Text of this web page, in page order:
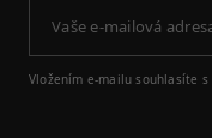
Vložením e-mailu souhlasíte s